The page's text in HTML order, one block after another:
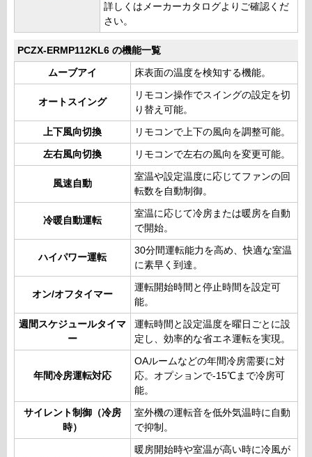
詳しくはメーカーカタログよりご確認くだ
さい。
PCZX-ERMP112KL6 の機能一覧
ムーブアイ 床表面の温度を検知する機能。
オートスイング
リモコン操作でスイングの設定を切
り替え可能。
上下風向切換 リモコンで上下の風向を調整可能。
左右風向切換 リモコンで左右の風向を変更可能。
風速自動
室温や設定温度に応じてファンの回
転数を自動制御。
冷暖自動運転
室温に応じて冷房または暖房を自動
で開始。
ハイパワー運転
30分間運転能力を高め、快適な室温
に素早く到達。
オン/オフタイマー
運転開始時間と停止時間を設定可
能。
週間スケジュールタイマ
ー
運転時間と設定温度を曜日ごとに設
定し、効率的な省エネ運転を実現。
年間冷房運転対応
OAルームなどの年間冷房需要に対
応。オプションで-15℃まで冷房可
能。
サイレント制御（冷房
時）
室外機の運転音を低外気温時に自動
で抑制。
暖房開始時や室温が高い時に冷風が